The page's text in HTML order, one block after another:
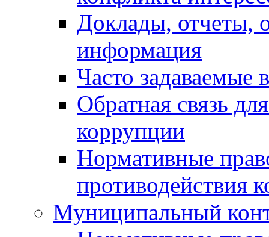
Доклады, отчеты,
информация
Часто задаваемые
Обратная связь
коррупции
Нормативные
противодействия
Муниципальный